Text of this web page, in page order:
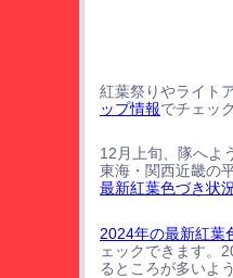
紅葉祭りやライト
ップ情報でチェッ
12月上旬、隊へよ
東海・関西近畿の
最新紅葉色づき状
2024年の最新紅葉
ェックできます。
るところが多いよ